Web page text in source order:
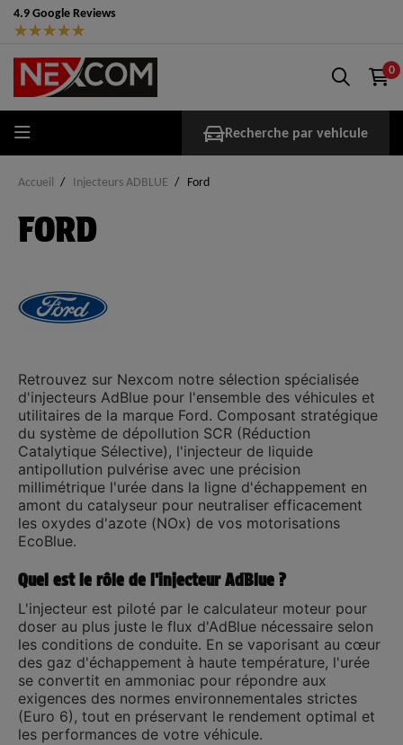
4.9 Google Reviews
★★★★★
0
Recherche par vehicule
Accueil Injecteurs ADBLUE Ford
FORD
Retrouvez sur Nexcom notre sélection spécialisée
d'injecteurs AdBlue pour l'ensemble des véhicules et
utilitaires de la marque Ford. Composant stratégique
du système de dépollution SCR (Réduction
Catalytique Sélective), l'injecteur de liquide
antipollution pulvérise avec une précision
millimétrique l'urée dans la ligne d'échappement en
amont du catalyseur pour neutraliser efficacement
les oxydes d'azote (NOx) de vos motorisations
EcoBlue.
Quel est le rôle de l'injecteur AdBlue ?
L'injecteur est piloté par le calculateur moteur pour
doser au plus juste le flux d'AdBlue nécessaire selon
les conditions de conduite. En se vaporisant au cœur
des gaz d'échappement à haute température, l'urée
se convertit en ammoniac pour répondre aux
exigences des normes environnementales strictes
(Euro 6), tout en préservant le rendement optimal et
les performances de votre véhicule.